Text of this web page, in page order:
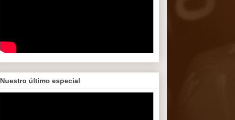
Nuestro último especial